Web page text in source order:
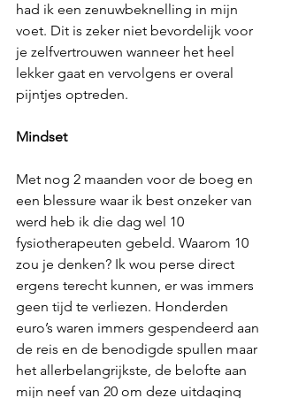
had ik een zenuwbeknelling in mijn
voet. Dit is zeker niet bevordelijk voor
je zelfvertrouwen wanneer het heel
lekker gaat en vervolgens er overal
pijntjes optreden.
Mindset
Met nog 2 maanden voor de boeg en
een blessure waar ik best onzeker van
werd heb ik die dag wel 10
fysiotherapeuten gebeld. Waarom 10
zou je denken? Ik wou perse direct
ergens terecht kunnen, er was immers
geen tijd te verliezen. Honderden
euro’s waren immers gespendeerd aan
de reis en de benodigde spullen maar
het allerbelangrijkste, de belofte aan
mijn neef van 20 om deze uitdaging